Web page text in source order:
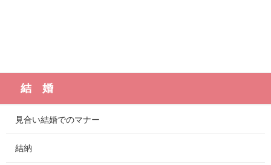
結 婚
見合い結婚でのマナー
結納